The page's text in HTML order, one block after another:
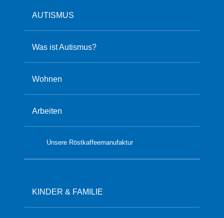
AUTISMUS
Was ist Autismus?
Wohnen
Arbeiten
Unsere Röstkaffeemanufaktur
KINDER & FAMILIE